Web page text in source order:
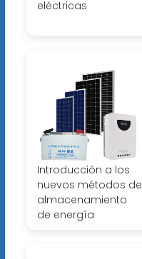
eléctricas
Introducción a los
nuevos métodos de
almacenamiento
de energía